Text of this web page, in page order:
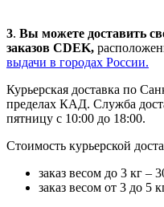
3. Вы можете доставить
заказов CDEK,
выдачи в городах России.
Курьерская доставка по
пределах КАД. Служба
пятницу с 10:00 до 18:00.
Стоимость курьерской
заказ весом до 3 кг –
заказ весом от 3 до 5